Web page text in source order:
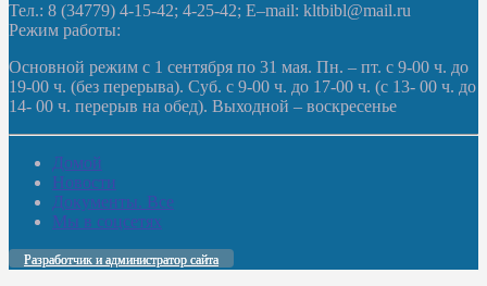
Тел.: 8 (34779) 4-15-42; 4-25-42; E–mail: kltbibl@mail.ru
Режим работы:
Основной режим с 1 сентября по 31 мая. Пн. – пт. с 9-00 ч. до
19-00 ч. (без перерыва). Суб. с 9-00 ч. до 17-00 ч. (с 13- 00 ч. до
14- 00 ч. перерыв на обед). Выходной – воскресенье
Домой
Новости
Документы. Все
Мы в соцсетях
Разработчик и администратор сайта